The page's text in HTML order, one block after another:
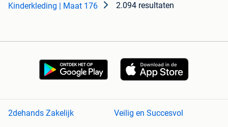
Kinderkleding | Maat 176 2.094 resultaten
2dehands Zakelijk
Veilig en Succesvol